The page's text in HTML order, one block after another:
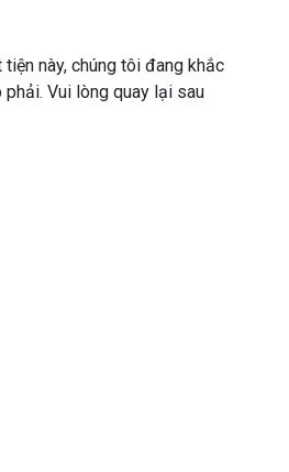
này, chúng tôi đang khắc
Vui lòng quay lại sau